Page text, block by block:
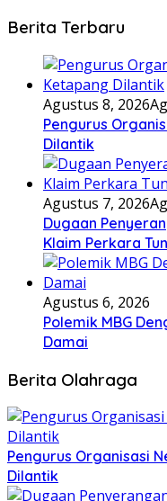
Berita Terbaru
Agustus 8, 2026
Pengurus
Dilantik
Agustus 7, 2026
Dugaan
Klaim Perkara
Agustus 6, 2026
Polemik MBG
Damai
Berita Olahraga
Pengurus Organisasi
Dilantik